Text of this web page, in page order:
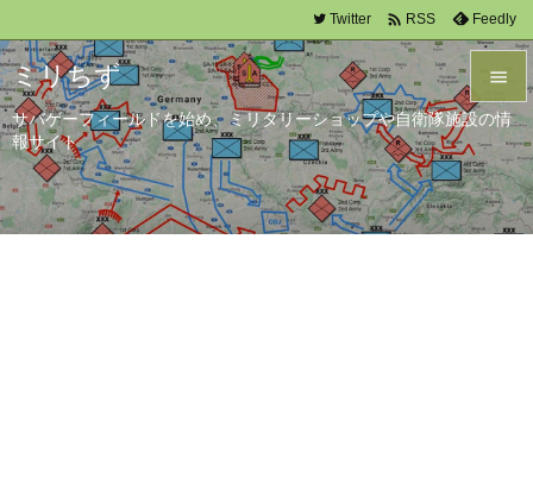
ミリちず
サバゲーフィールドを始め、ミリタリーショップや自衛隊施設の情
報サイト


メニュ

サイド
Twitter  RSS Feedly